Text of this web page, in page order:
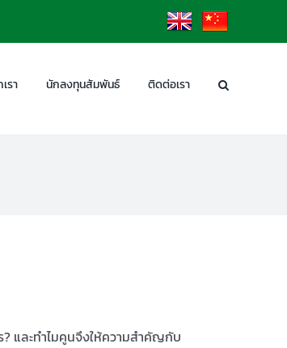
EN CN
รา นักลงทุนสัมพันธ์ ติดต่อเรา
? และทำไมคูนจึงให้ความสำคัญกับ